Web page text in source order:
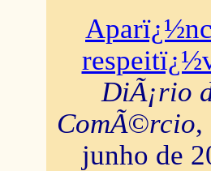
DiÃ¡rio
ComÃ©rcio,
junho de